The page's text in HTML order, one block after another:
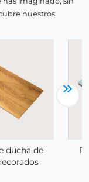
nuestros
ducha de